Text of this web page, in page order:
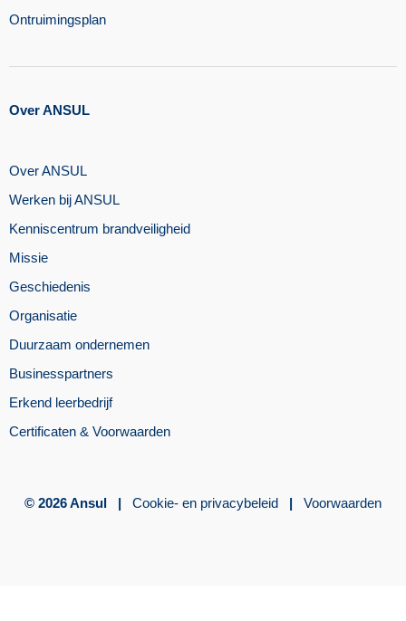
Ontruimingsplan
Over ANSUL
Over ANSUL
Werken bij ANSUL
Kenniscentrum brandveiligheid
Missie
Geschiedenis
Organisatie
Duurzaam ondernemen
Businesspartners
Erkend leerbedrijf
Certificaten & Voorwaarden
© 2026 Ansul | Cookie- en privacybeleid Voorwaarden